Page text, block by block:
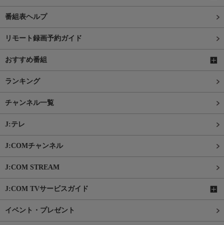
番組表ヘルプ
リモート録画予約ガイド
おすすめ番組
ランキング
チャンネル一覧
J:テレ
J:COMチャンネル
J:COM STREAM
J:COM TVサービスガイド
イベント・プレゼント